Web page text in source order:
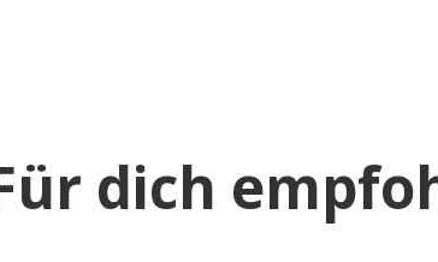
dich